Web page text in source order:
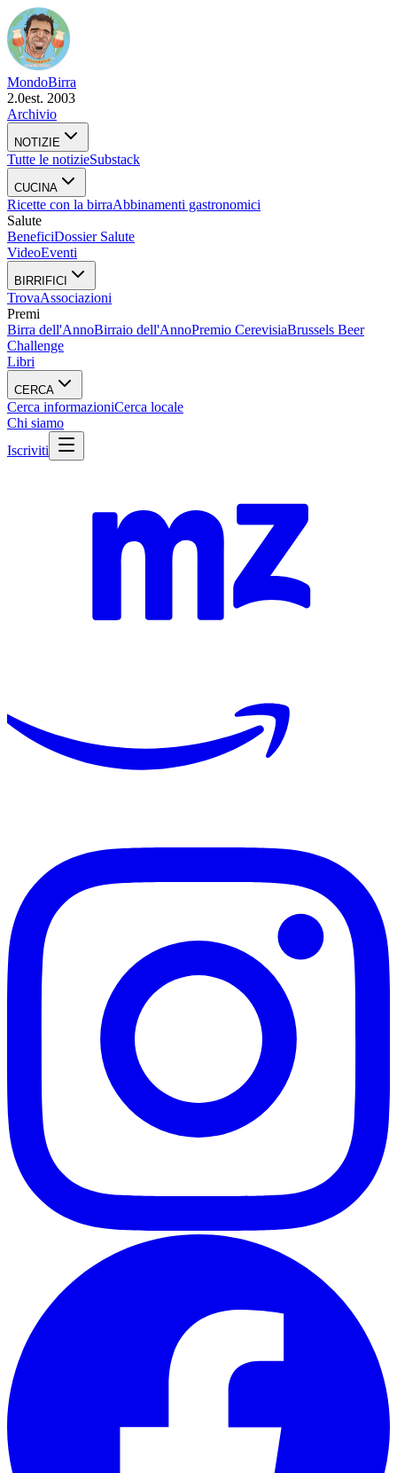
MondoBirra
2.0est. 2003
Archivio
NOTIZIE
Tutte le notizieSubstack
CUCINA
Ricette con la birraAbbinamenti gastronomici
Salute
BeneficiDossier Salute
VideoEventi
BIRRIFICI
TrovaAssociazioni
Premi
Birra dell'AnnoBirraio dell'AnnoPremio CerevisiaBrussels Beer
Challenge
Libri
CERCA
Cerca informazioniCerca locale
Chi siamo
Iscriviti